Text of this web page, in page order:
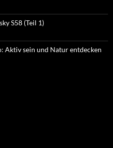
S58 (Teil 1)
Aktiv sein und Natur entdecken